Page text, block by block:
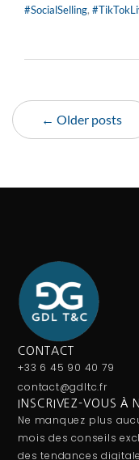
#SocialSelling,
← Older posts
CONTACT
+33 6 45 90 40 79
contact@gdltc.fr
INSCRIVEZ-VOUS À
Ne manquez plus
mois des conseils
des tendances